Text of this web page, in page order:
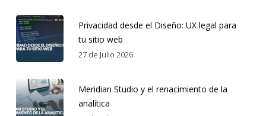
Privacidad desde el Diseño: UX legal para
tu sitio web
27 de Julio 2026
Meridian Studio y el renacimiento de la
analítica